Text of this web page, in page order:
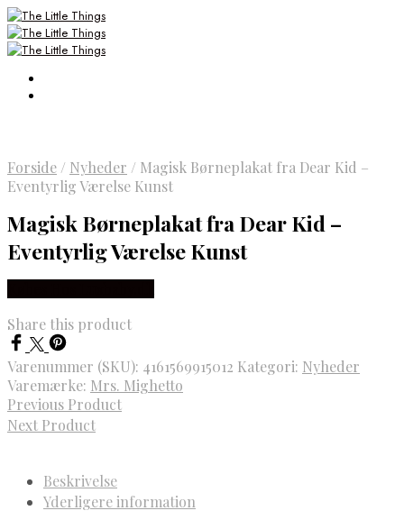
Forside / Nyheder / Magisk Børneplakat fra Dear Kid –
Eventyrlig Værelse Kunst
Magisk Børneplakat fra Dear Kid –
Eventyrlig Værelse Kunst
Share this product
Varenummer (SKU): 4161569915012 Kategori: Nyheder
Varemærke: Mrs. Mighetto
Previous Product
Next Product
Beskrivelse
Yderligere information